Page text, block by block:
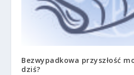
Bezwypadkowa przyszłość
dziś?